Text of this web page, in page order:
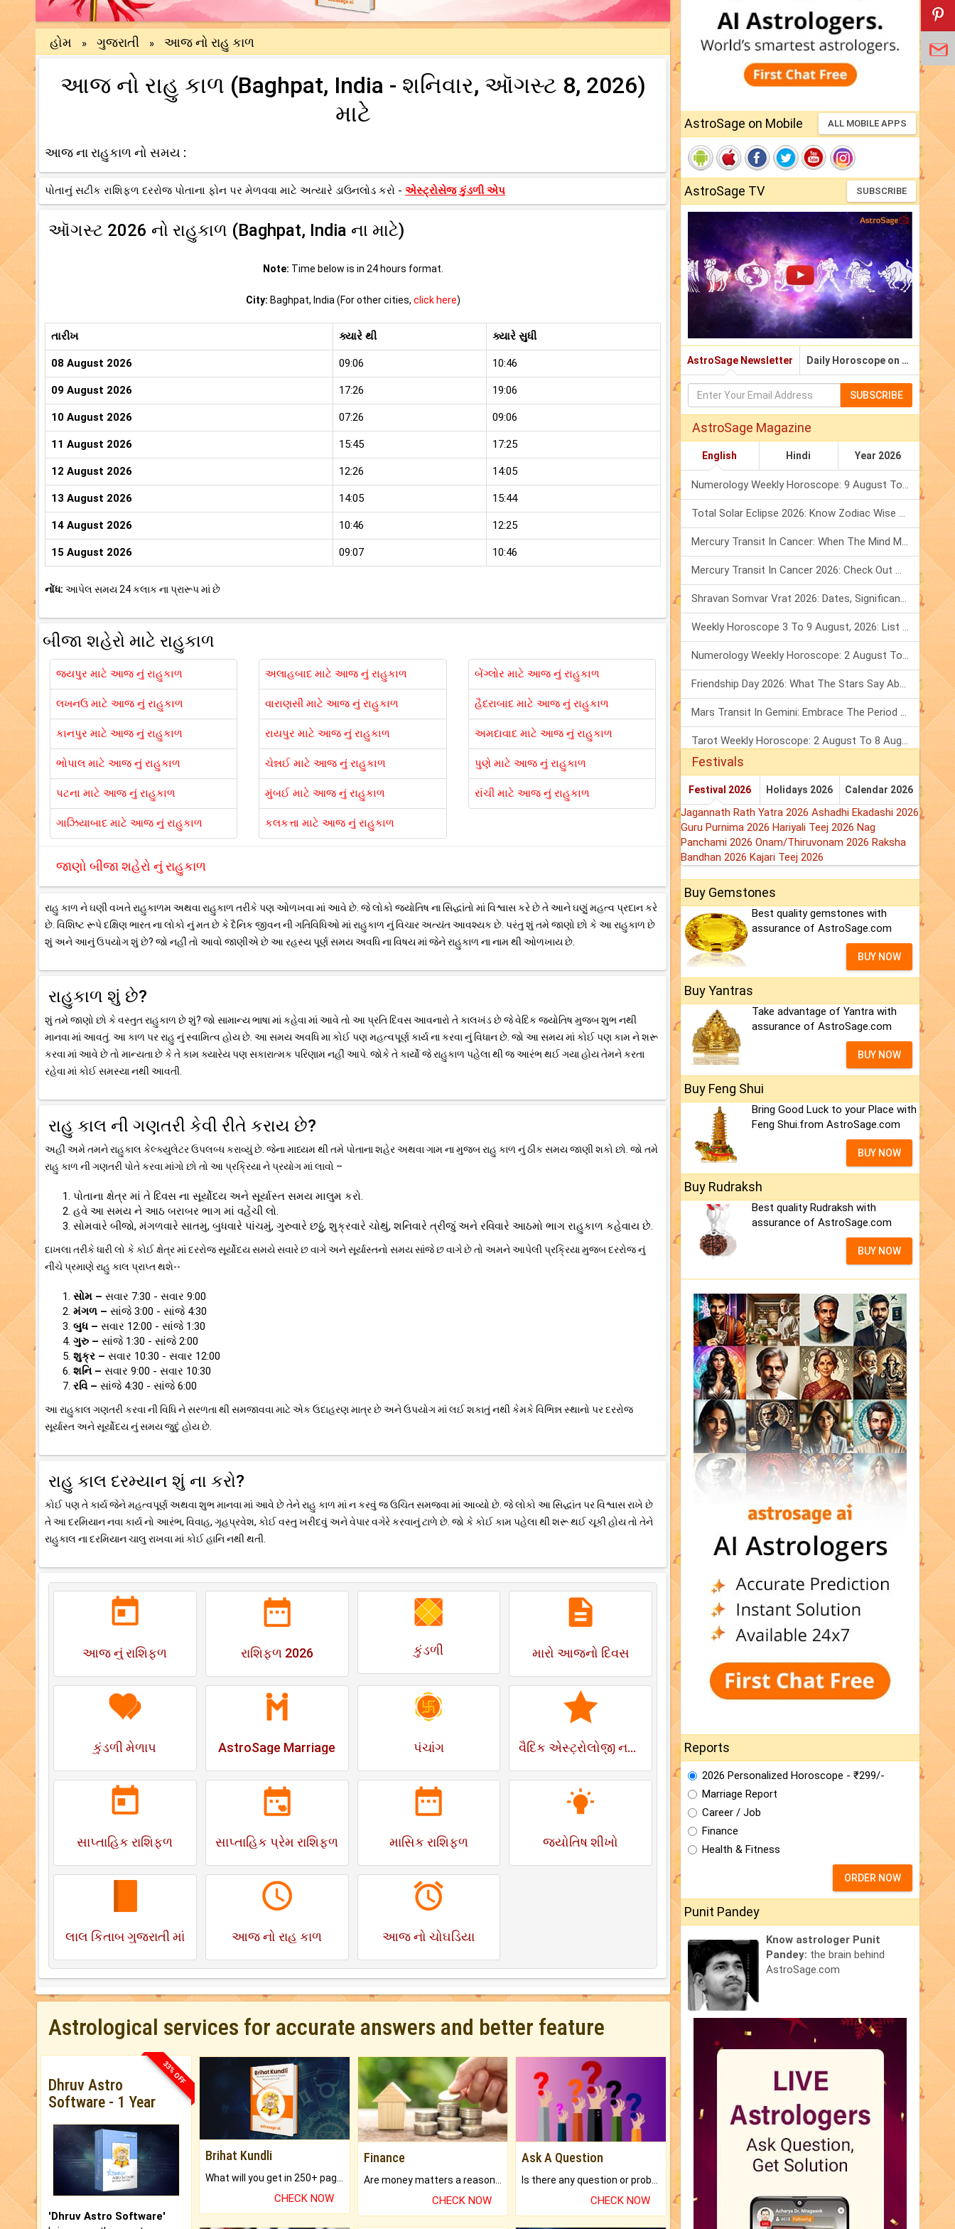
હોમ » ગુજરાતી » આજ નો રાહુ કાળ
આજ નો રાહુ કાળ (Baghpat, India - શનિવાર, ઑગસ્ટ 8, 2026)
માટે
આજ ના રાહુકાળ નો સમય :
પોતાનું સટીક રાશિફળ દરરોજ પોતાના ફોન પર મેળવવા માટે અત્યારે ડાઉનલોડ કરો - એસ્ટ્રોસેજ કુંડળી એપ
ઑગસ્ટ 2026 નો રાહુકાળ (Baghpat, India ના માટે)
Note: Time below is in 24 hours format.
City: Baghpat, India (For other cities, click here)
તારીખ ક્યારે થી ક્યારે સુધી
08 August 2026 09:06 10:46
09 August 2026 17:26 19:06
10 August 2026 07:26 09:06
11 August 2026 15:45 17:25
12 August 2026 12:26 14:05
13 August 2026 14:05 15:44
14 August 2026 10:46 12:25
15 August 2026 09:07 10:46
નોંધ: આપેલ સમય 24 કલાક ના પ્રારૂપ માં છે
બીજા શહેરો માટે રાહુકાળ
જયપુર માટે આજ નું રાહુકાળ
લખનઉ માટે આજ નું રાહુકાળ
કાનપુર માટે આજ નું રાહુકાળ
ભોપાલ માટે આજ નું રાહુકાળ
પટના માટે આજ નું રાહુકાળ
ગાઝિયાબાદ માટે આજ નું રાહુકાળ
અલાહબાદ માટે આજ નું રાહુકાળ
વારાણસી માટે આજ નું રાહુકાળ
રાયપુર માટે આજ નું રાહુકાળ
ચેન્નઈ માટે આજ નું રાહુકાળ
મુંબઈ માટે આજ નું રાહુકાળ
કલકત્તા માટે આજ નું રાહુકાળ
બેંગ્લોર માટે આજ નું રાહુકાળ
હૈદરાબાદ માટે આજ નું રાહુકાળ
અમદાવાદ માટે આજ નું રાહુકાળ
પુણે માટે આજ નું રાહુકાળ
રાંચી માટે આજ નું રાહુકાળ
જાણો બીજા શહેરો નું રાહુકાળ
રાહુ કાળ ને ઘણી વખતે રાહુકાળમ અથવા રાહુકાળ તરીકે પણ ઓળખવા માં આવે છે. જે લોકો જ્યોતિષ ના સિદ્ધાંતો માં વિશ્વાસ કરે છે તે આને ઘણું મહત્વ પ્રદાન કરે
છે. વિશિષ્ટ રૂપે દક્ષિણ ભારત ના લોકો નું મત છે કે દૈનિક જીવન ની ગતિવિધિઓ માં રાહુકાળ નું વિચાર અત્યંત આવશ્યક છે. પરંતુ શું તમે જાણો છો કે આ રાહુકાળ છે
શું અને આનું ઉપયોગ શું છે? જો નહીં તો આવો જાણીએ છે આ રહસ્ય પૂર્ણ સમય અવધિ ના વિષય માં જેને રાહુકાળ ના નામ થી ઓળખાય છે.
રાહુકાળ શું છે?
શું તમે જાણો છો કે વસ્તુત રાહુકાળ છે શું? જો સામાન્ય ભાષા માં કહેવા માં આવે તો આ પ્રતિ દિવસ આવનારો તે કાલખંડ છે જે વેદિક જ્યોતિષ મુજબ શુભ નથી
માનવા માં આવતું. આ કાળ પર રાહુ નું સ્વામિત્વ હોય છે. આ સમય અવધિ મા કોઈ પણ મહત્વપૂર્ણ કાર્ય ના કરવા નું વિધાન છે. જો આ સમય માં કોઈ પણ કામ ને શરૂ
કરવા માં આવે છે તો માન્યતા છે કે તે કામ ક્યારેય પણ સકારાત્મક પરિણામ નહીં આપે. જોકે તે કાર્યો જે રાહુકાળ પહેલા થી જ આરંભ થઈ ગયા હોય તેમને કરતા
રહેવા માં કોઈ સમસ્યા નથી આવતી.
રાહુ કાલ ની ગણતરી કેવી રીતે કરાય છે?
અહીં અમે તમને રાહુકાલ કેલ્ક્યુલેટર ઉપલબ્ધ કરાવ્યું છે. જેના માધ્યમ થી તમે પોતાના શહેર અથવા ગામ ના મુજબ રાહુ કાળ નું ઠીક સમય જાણી શકો છો. જો તમે
રાહુ કાળ ની ગણતરી પોતે કરવા માંગો છો તો આ પ્રક્રિયા ને પ્રયોગ માં લાવો –
પોતાના ક્ષેત્ર માં તે દિવસ ના સૂર્યોદય અને સૂર્યાસ્ત સમય માલુમ કરો.
હવે આ સમય ને આઠ બરાબર ભાગ માં વહેંચી લો.
સોમવારે બીજો, મંગળવારે સાતમુ, બુધવારે પાંચમું, ગુરુવારે છઠ્ઠું, શુક્રવારે ચોથું, શનિવારે ત્રીજું અને રવિવારે આઠમો ભાગ રાહુકાળ કહેવાય છે.
દાખલા તરીકે ધારી લો કે કોઈ ક્ષેત્ર માં દરરોજ સૂર્યોદય સમયે સવારે છ વાગે અને સૂર્યાસ્તનો સમય સાંજે છ વાગે છે તો અમને આપેલી પ્રક્રિયા મુજબ દરરોજ નું
નીચે પ્રમાણે રાહુ કાલ પ્રાપ્ત થશે--
સોમ – સવાર 7:30 - સવાર 9:00
મંગળ – સાંજે 3:00 - સાંજે 4:30
બુધ – સવાર 12:00 - સાંજે 1:30
ગુરુ – સાંજે 1:30 - સાંજે 2:00
શુક્ર – સવાર 10:30 - સવાર 12:00
શનિ – સવાર 9:00 - સવાર 10:30
રવિ – સાંજે 4:30 - સાંજે 6:00
આ રાહુકાલ ગણતરી કરવા ની વિધિ ને સરળતા થી સમજાવવા માટે એક ઉદાહરણ માત્ર છે અને ઉપયોગ માં લઈ શકાતું નથી કેમકે વિભિન્ન સ્થાનો પર દરરોજ
સૂર્યાસ્ત અને સૂર્યોદય નું સમય જુદું હોય છે.
રાહુ કાલ દરમ્યાન શું ના કરો?
કોઈ પણ તે કાર્ય જેને મહત્વપૂર્ણ અથવા શુભ માનવા માં આવે છે તેને રાહુ કાળ માં ન કરવું જ ઉચિત સમજવા માં આવ્યો છે. જે લોકો આ સિદ્ધાંત પર વિશ્વાસ રાખે છે
તે આ દરમિયાન નવા કાર્ય નો આરંભ, વિવાહ, ગૃહપ્રવેશ, કોઈ વસ્તુ ખરીદવું અને વેપાર વગેરે કરવાનું ટાળે છે. જો કે કોઈ કામ પહેલા થી શરૂ થઈ ચૂકી હોય તો તેને
રાહુકાલ ના દરમિયાન ચાલુ રાખવા માં કોઈ હાનિ નથી થતી.
આજ નું રાશિફળ રાશિફળ 2026 કુંડળી મારો આજનો દિવસ
કુંડળી મેળાપ AstroSage Marriage પંચાંગ વૈદિક એસ્ટ્રોલોજી નક્ષત્ર
સાપ્તાહિક રાશિફળ સાપ્તાહિક પ્રેમ રાશિફળ માસિક રાશિફળ જ્યોતિષ શીખો
લાલ કિતાબ ગુજરાતી માં આજ નો રાહુ કાળ આજ નો ચોઘડિયા
Astrological services for accurate answers and better feature
33% OFF
Dhruv Astro
Software - 1 Year
'Dhruv Astro Software'
Brihat Kundli
CHECK NOW
Finance
CHECK NOW
Ask A Question
CHECK NOW
AstroSage on Mobile ALL MOBILE APPS
AstroSage TV SUBSCRIBE
AstroSage Newsletter Daily Horoscope on Email
SUBSCRIBE
AstroSage Magazine
English Hindi Year 2026
Numerology Weekly Horoscope: 9 August To 15 August, 2026
Total Solar Eclipse 2026: Know Zodiac Wise Prediction
Mercury Transit In Cancer: When The Mind Meets The Heart!
Mercury Transit In Cancer 2026: Check Out What It Brings For You
Shravan Somvar Vrat 2026: Dates, Significance & Rituals In August
Weekly Horoscope 3 To 9 August, 2026: List Of Fasts & Festivals
Numerology Weekly Horoscope: 2 August To 8 August, 2026
Friendship Day 2026: What The Stars Say About Your Best Friend!
Mars Transit In Gemini: Embrace The Period Full Of Energy & Intelligence
Tarot Weekly Horoscope: 2 August To 8 August, 2026
Festivals
Festival 2026 Holidays 2026 Calendar 2026
Jagannath Rath Yatra 2026 Ashadhi Ekadashi 2026
Guru Purnima 2026 Hariyali Teej 2026 Nag
Panchami 2026 Onam/Thiruvonam 2026 Raksha
Bandhan 2026 Kajari Teej 2026
Buy Gemstones
Best quality gemstones with
assurance of AstroSage.com
BUY NOW
Buy Yantras
Take advantage of Yantra with
assurance of AstroSage.com
BUY NOW
Buy Feng Shui
Bring Good Luck to your Place with
Feng Shui.from AstroSage.com
BUY NOW
Buy Rudraksh
Best quality Rudraksh with
assurance of AstroSage.com
BUY NOW
Reports
2026 Personalized Horoscope - ₹299/-
Marriage Report
Career / Job
Finance
Health & Fitness
ORDER NOW
Punit Pandey
Know astrologer Punit
Pandey: the brain behind
AstroSage.com